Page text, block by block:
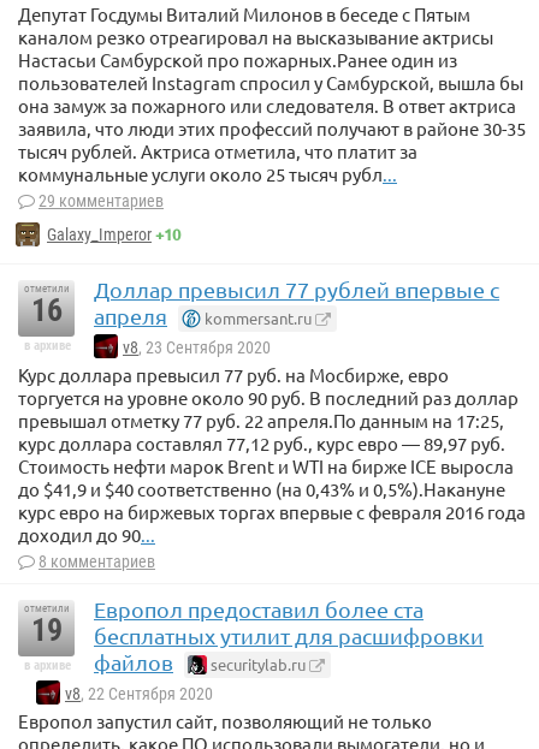
Депутат Госдумы Виталий Милонов в беседе с Пятым
каналом резко отреагировал на высказывание актрисы
Настасьи Самбурской про пожарных.Ранее один из
пользователей Instagram спросил у Самбурской, вышла бы
она замуж за пожарного или следователя. В ответ актриса
заявила, что люди этих профессий получают в районе 30-35
тысяч рублей. Актриса отметила, что платит за
коммунальные услуги около 25 тысяч рубл
29 комментариев
Galaxy_Imperor+10
отметили
16
в архиве
Доллар превысил 77 рублей впервые с
апреля
kommersant.ru
v8, 23 Сентября 2020
Курс доллара превысил 77 руб. на Мосбирже, евро
торгуется на уровне около 90 руб. В последний раз доллар
превышал отметку 77 руб. 22 апреля.По данным на 17:25,
курс доллара составлял 77,12 руб., курс евро — 89,97 руб.
Стоимость нефти марок Brent и WTI на бирже ICE выросла
до $41,9 и $40 соответственно (на 0,43% и 0,5%).Накануне
курс евро на биржевых торгах впервые с февраля 2016 года
доходил до 90...
8 комментариев
отметили
19
в архиве
Европол предоставил более ста
бесплатных утилит для расшифровки
файлов
securitylab.ru
v8, 22 Сентября 2020
Европол запустил сайт, позволяющий не только
определить, какое ПО использовали вымогатели, но и